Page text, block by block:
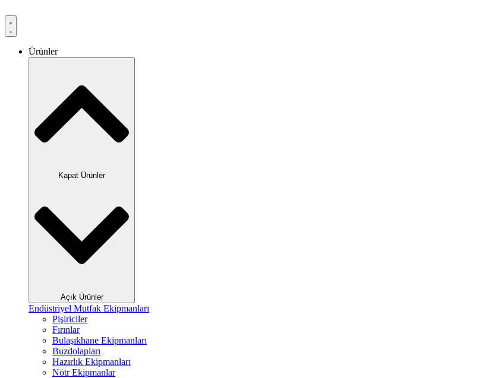
Ürünler
Kapat Ürünler
Açık Ürünler
Endüstriyel Mutfak Ekipmanları
Pişiriciler
Fırınlar
Bulaşıkhane Ekipmanları
Buzdolapları
Hazırlık Ekipmanları
Nötr Ekipmanlar